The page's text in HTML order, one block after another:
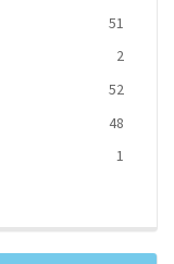
51
2
52
48
1